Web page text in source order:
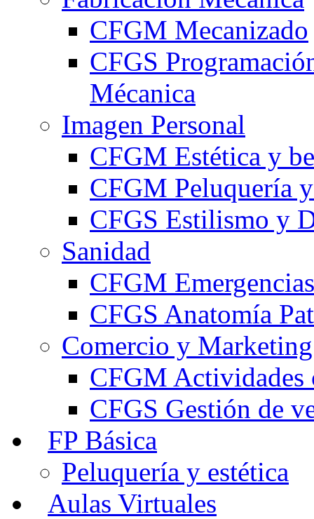
CFGM Mecanizado
CFGS
Mécanica
Imagen Personal
CFGM Estética y
CFGM Peluquería
CFGS Estilismo y
Sanidad
CFGM
CFGS Anatomía
Comercio y Marketing
CFGM Actividades
CFGS Gestión de
FP Básica
Peluquería y estética
Aulas Virtuales